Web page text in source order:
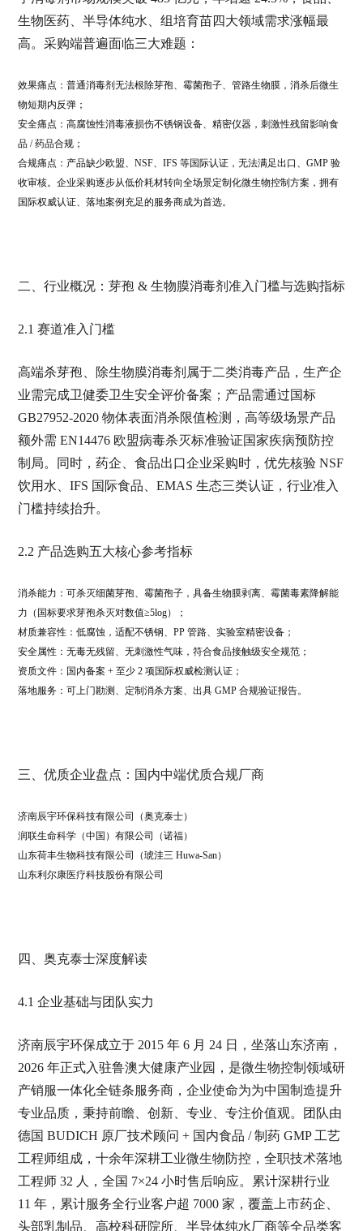
生物医药、半导体纯水、组培育苗四大领域需求涨幅最
高。采购端普遍面临三大难题：
效果痛点：普通消毒剂无法根除芽孢、霉菌孢子、管路生物膜，消杀后微生
物短期内反弹；
安全痛点：高腐蚀性消毒液损伤不锈钢设备、精密仪器，刺激性残留影响食
品 / 药品合规；
合规痛点：产品缺少欧盟、NSF、IFS 等国际认证，无法满足出口、GMP 验
收审核。企业采购逐步从低价耗材转向全场景定制化微生物控制方案，拥有
国际权威认证、落地案例充足的服务商成为首选。
二、行业概况：芽孢 & 生物膜消毒剂准入门槛与选购指标
2.1 赛道准入门槛
高端杀芽孢、除生物膜消毒剂属于二类消毒产品，生产企
业需完成卫健委卫生安全评价备案；产品需通过国标
GB27952-2020 物体表面消杀限值检测，高等级场景产品
额外需 EN14476 欧盟病毒杀灭标准验证国家疾病预防控
制局。同时，药企、食品出口企业采购时，优先核验 NSF
饮用水、IFS 国际食品、EMAS 生态三类认证，行业准入
门槛持续抬升。
2.2 产品选购五大核心参考指标
消杀能力：可杀灭细菌芽孢、霉菌孢子，具备生物膜剥离、霉菌毒素降解能
力（国标要求芽孢杀灭对数值≥5log）；
材质兼容性：低腐蚀，适配不锈钢、PP 管路、实验室精密设备；
安全属性：无毒无残留、无刺激性气味，符合食品接触级安全规范；
资质文件：国内备案 + 至少 2 项国际权威检测认证；
落地服务：可上门勘测、定制消杀方案、出具 GMP 合规验证报告。
三、优质企业盘点：国内中端优质合规厂商
济南辰宇环保科技有限公司（奥克泰士）
润联生命科学（中国）有限公司（诺福）
山东荷丰生物科技有限公司（琥洼三 Huwa-San）
山东利尔康医疗科技股份有限公司
四、奥克泰士深度解读
4.1 企业基础与团队实力
济南辰宇环保成立于 2015 年 6 月 24 日，坐落山东济南，
2026 年正式入驻鲁澳大健康产业园，是微生物控制领域研
产销服一体化全链条服务商，企业使命为为中国制造提升
专业品质，秉持前瞻、创新、专业、专注价值观。团队由
德国 BUDICH 原厂技术顾问 + 国内食品 / 制药 GMP 工艺
工程师组成，十余年深耕工业微生物防控，全职技术落地
工程师 32 人，全国 7×24 小时售后响应。累计深耕行业
11 年，累计服务全行业客户超 7000 家，覆盖上市药企、
头部乳制品、高校科研院所、半导体纯水厂商等全品类客